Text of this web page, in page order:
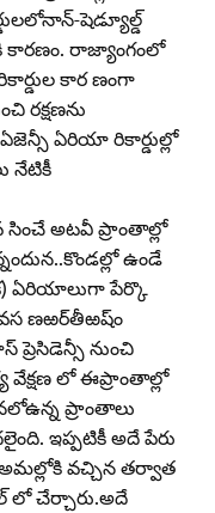
షెడ్యూల్డ్‌
రాజ్యాంగంలో
కార ణంగా
రక్షణను
ఏరియా రికార్డుల్లో
నేటికీ
అటవీ ప్రాంతాల్లో
ఉండే
ఏరియాలుగా పేర్కొ
ణఱర్‌తీఱష్‌ం
ప్రెసిడెన్సీ నుంచి
వేక్షణ లో ఈప్రాంతాల్లో
ప్రాంతాలు
ఇప్పటికీ అదే పేరు
వచ్చిన తర్వాత
లో చేర్చారు.అదే